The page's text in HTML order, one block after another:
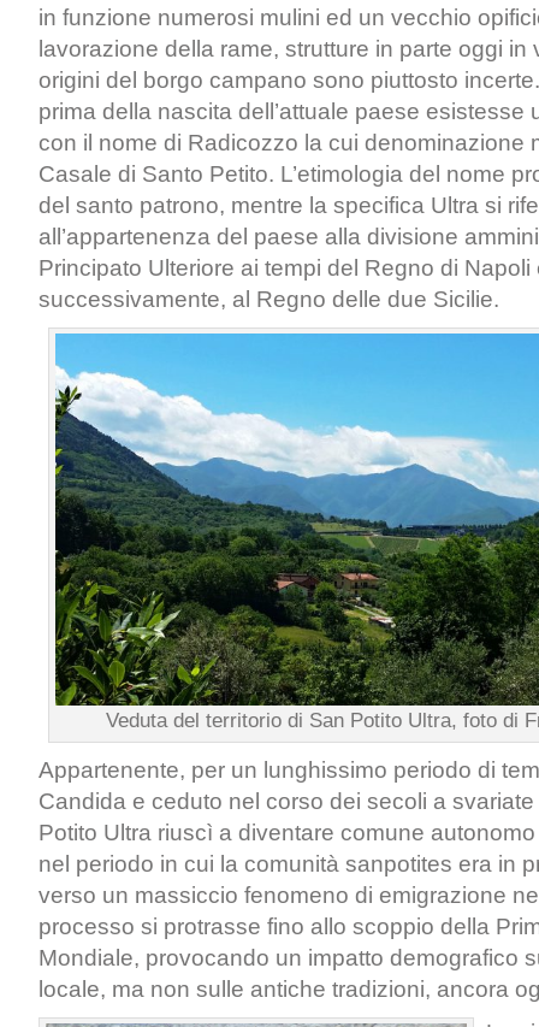
in funzione numerosi mulini ed un vecchio
lavorazione della rame, strutture in parte oggi in
origini del borgo campano sono piuttosto
prima della nascita dell’attuale paese esistesse
con il nome di Radicozzo la cui denominazione
Casale di Santo Petito. L’etimologia del nome
del santo patrono, mentre la specifica Ultra si
all’appartenenza del paese alla divisione
Principato Ulteriore ai tempi del Regno di Napoli
successivamente, al Regno delle due Sicilie.
Veduta del territorio di San Potito Ultra, foto di
Appartenente, per un lunghissimo periodo di
Candida e ceduto nel corso dei secoli a
Potito Ultra riuscì a diventare comune
nel periodo in cui la comunità sanpotites era in
verso un massiccio fenomeno di emigrazione
processo si protrasse fino allo scoppio della
Mondiale, provocando un impatto demografico
locale, ma non sulle antiche tradizioni, ancora